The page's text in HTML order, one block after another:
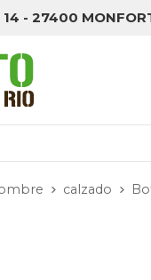
14 - 27400
calzado